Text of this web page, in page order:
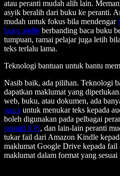
atau peranti mudah alih lain.
asyik beralih dari buku ke peranti.
mudah untuk fokus bila mendengar
buku audio berbanding baca buku
tumpuan, ramai pelajar juga letih
teks terlalu lama.
Teknologi bantuan untuk bantu
Nasib baik, ada pilihan. Teknologi
dapatkan maklumat yang
web, buku, atau dokumen, ada
suara untuk menukar teks kepada
boleh digunakan pada pelbagai
peranti iOS, dan lain-lain peranti
tukar fail dari Amazon Kindle
maklumat Google Drive kepada fail
maklumat dalam format yang sesuai